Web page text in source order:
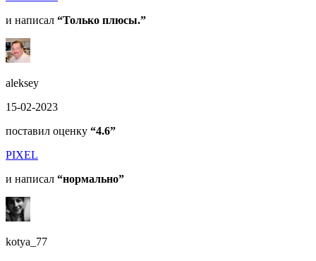
и написал “Только плюсы.”
aleksey
15-02-2023
поставил оценку “4.6”
PIXEL
и написал “нормально”
kotya_77